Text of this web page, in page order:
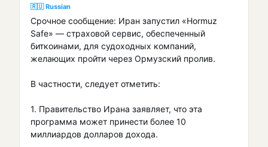
🇷🇺 Russian
Срочное сообщение: Иран запустил «Hormuz
Safe» — страховой сервис, обеспеченный
биткоинами, для судоходных компаний,
желающих пройти через Ормузский пролив.
В частности, следует отметить:
1. Правительство Ирана заявляет, что эта
программа может принести более 10
миллиардов долларов дохода.